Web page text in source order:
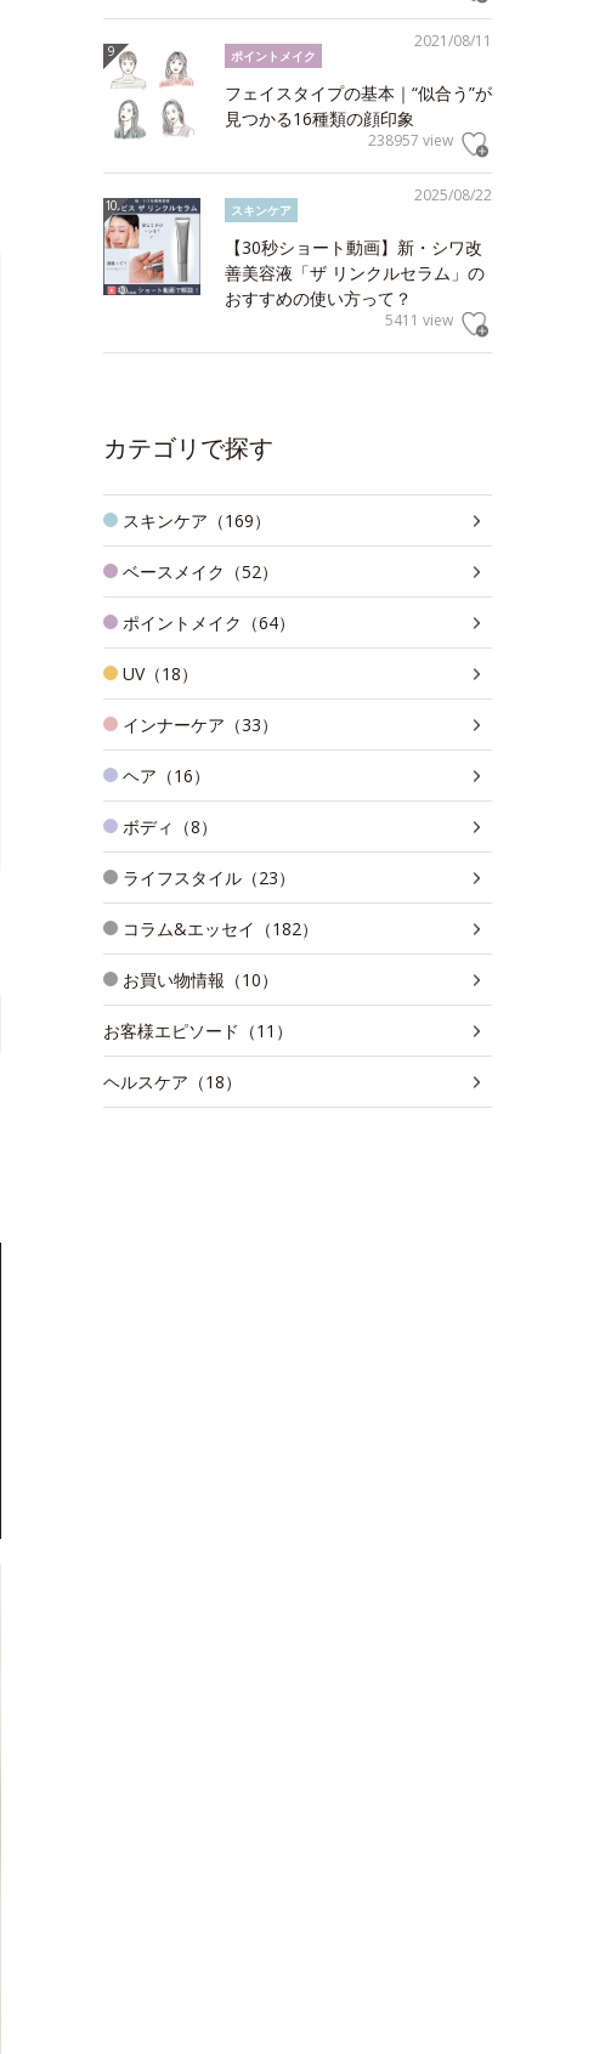
2021/08/11
ポイントメイク
フェイスタイプの基本｜“似合う”が
見つかる16種類の顔印象
238957 view
2025/08/22
スキンケア
【30秒ショート動画】新・シワ改
善美容液「ザ リンクルセラム」の
おすすめの使い方って？
5411 view
カテゴリで探す
スキンケア（169）
ベースメイク（52）
ポイントメイク（64）
UV（18）
インナーケア（33）
ヘア（16）
ボディ（8）
ライフスタイル（23）
コラム&エッセイ（182）
お買い物情報（10）
お客様エピソード（11）
ヘルスケア（18）